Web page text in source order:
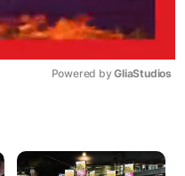
Powered by GliaStudios